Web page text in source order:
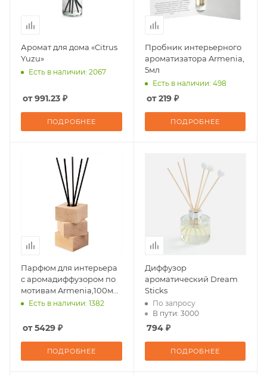
Аромат для дома «Citrus
Yuzu»
Есть в наличии: 2067
от 991.23 ₽
ПОДРОБНЕЕ
Пробник интерьерного
ароматизатора Armenia,
5мл
Есть в наличии: 498
от 219 ₽
ПОДРОБНЕЕ
Парфюм для интерьера
с аромадиффузором по
мотивам Armenia,100мл,
палочки в комплекте
Есть в наличии: 1382
от 5429 ₽
ПОДРОБНЕЕ
Диффузор
ароматический Dream
Sticks
По запросу
В пути: 3000
794 ₽
ПОДРОБНЕЕ